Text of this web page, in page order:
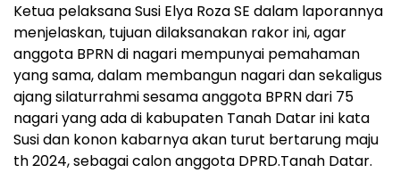
Ketua pelaksana Susi Elya Roza SE dalam laporannya
menjelaskan, tujuan dilaksanakan rakor ini, agar
anggota BPRN di nagari mempunyai pemahaman
yang sama, dalam membangun nagari dan sekaligus
ajang silaturrahmi sesama anggota BPRN dari 75
nagari yang ada di kabupaten Tanah Datar ini kata
Susi dan konon kabarnya akan turut bertarung maju
th 2024, sebagai calon anggota DPRD.Tanah Datar.